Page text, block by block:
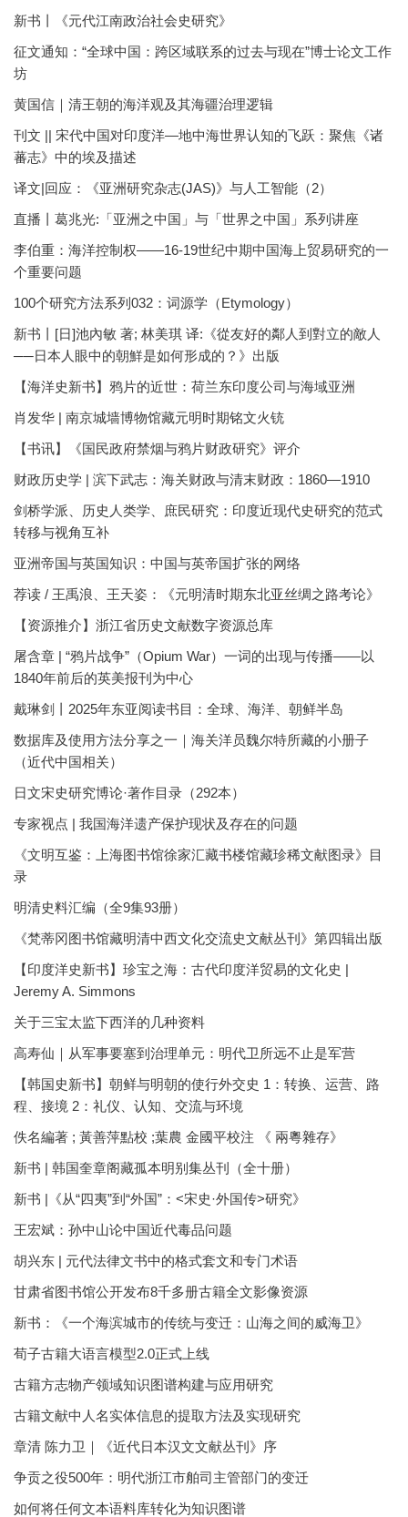
新书丨《元代江南政治社会史研究》
征文通知：“全球中国：跨区域联系的过去与现在”博士论文工作
坊
黄国信｜清王朝的海洋观及其海疆治理逻辑
刊文 || 宋代中国对印度洋—地中海世界认知的飞跃：聚焦《诸
蕃志》中的埃及描述
译文|回应：《亚洲研究杂志(JAS)》与人工智能（2）
直播丨葛兆光:「亚洲之中国」与「世界之中国」系列讲座
李伯重：海洋控制权——16-19世纪中期中国海上贸易研究的一
个重要问题
100个研究方法系列032：词源学（Etymology）
新书丨[日]池內敏 著; 林美琪 译:《從友好的鄰人到對立的敵人
──日本人眼中的朝鮮是如何形成的？》出版
【海洋史新书】鸦片的近世：荷兰东印度公司与海域亚洲
肖发华 | 南京城墙博物馆藏元明时期铭文火铳
【书讯】《国民政府禁烟与鸦片财政研究》评介
财政历史学 | 滨下武志：海关财政与清末财政：1860—1910
剑桥学派、历史人类学、庶民研究：印度近现代史研究的范式
转移与视角互补
亚洲帝国与英国知识：中国与英帝国扩张的网络
荐读 / 王禹浪、王天姿：《元明清时期东北亚丝绸之路考论》
【资源推介】浙江省历史文献数字资源总库
屠含章 | “鸦片战争”（Opium War）一词的出现与传播——以
1840年前后的英美报刊为中心
戴琳剑丨2025年东亚阅读书目：全球、海洋、朝鲜半岛
数据库及使用方法分享之一｜海关洋员魏尔特所藏的小册子
（近代中国相关）
日文宋史研究博论·著作目录（292本）
专家视点 | 我国海洋遗产保护现状及存在的问题
《文明互鉴：上海图书馆徐家汇藏书楼馆藏珍稀文献图录》目
录
明清史料汇编（全9集93册）
《梵蒂冈图书馆藏明清中西文化交流史文献丛刊》第四辑出版
【印度洋史新书】珍宝之海：古代印度洋贸易的文化史 |
Jeremy A. Simmons
关于三宝太监下西洋的几种资料
高寿仙｜从军事要塞到治理单元：明代卫所远不止是军营
【韩国史新书】朝鲜与明朝的使行外交史 1：转换、运营、路
程、接境 2：礼仪、认知、交流与环境
佚名編著 ; 黃善萍點校 ;葉農 金國平校注 《 兩粵雜存》
新书 | 韩国奎章阁藏孤本明别集丛刊（全十册）
新书 |《从“四夷”到“外国”：<宋史·外国传>研究》
王宏斌：孙中山论中国近代毒品问题
胡兴东 | 元代法律文书中的格式套文和专门术语
甘肃省图书馆公开发布8千多册古籍全文影像资源
新书：《一个海滨城市的传统与变迁：山海之间的威海卫》
荀子古籍大语言模型2.0正式上线
古籍方志物产领域知识图谱构建与应用研究
古籍文献中人名实体信息的提取方法及实现研究
章清 陈力卫｜《近代日本汉文文献丛刊》序
争贡之役500年：明代浙江市舶司主管部门的变迁
如何将任何文本语料库转化为知识图谱